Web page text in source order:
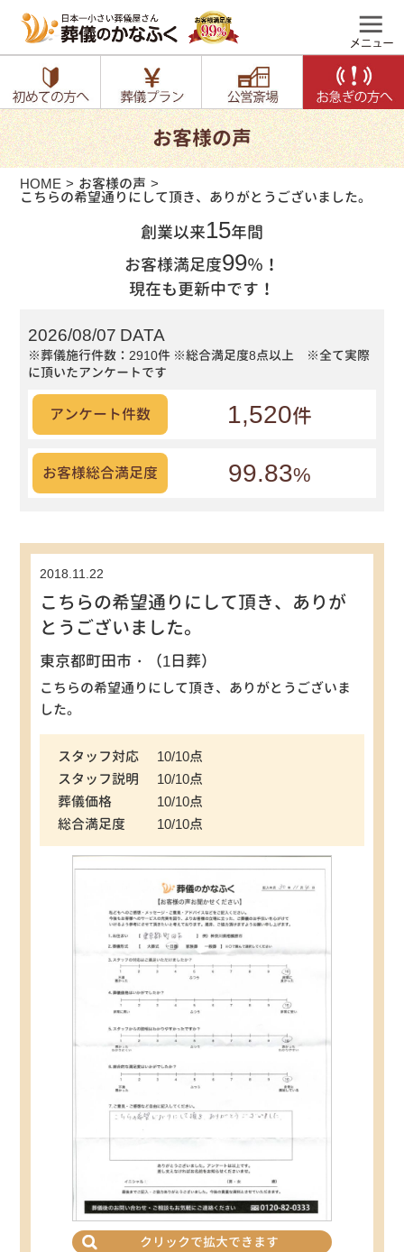
お客様の声
HOME お客様の声
こちらの希望通りにして頂き、ありがとうございました。
創業以来15年間
お客様満足度99％！
現在も更新中です！
2026/08/07 DATA
※葬儀施行件数：2910件 ※総合満足度8点以上 ※全て実際
に頂いたアンケートです
アンケート件数 1,520件
お客様総合満足度 99.83%
2018.11.22
こちらの希望通りにして頂き、ありが
とうございました。
東京都町田市・（1日葬）
こちらの希望通りにして頂き、ありがとうございま
した。
スタッフ対応
10/10点
スタッフ説明
10/10点
葬儀価格
10/10点
総合満足度
10/10点
クリックで拡大できます